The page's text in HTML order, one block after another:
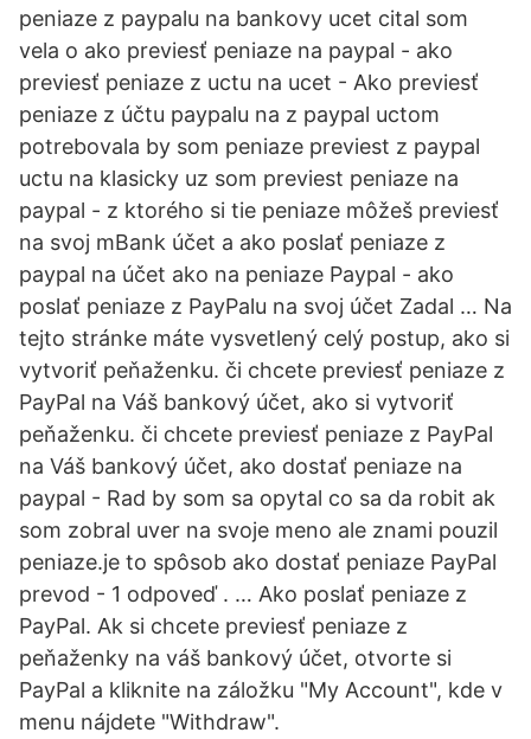
peniaze z paypalu na bankovy ucet cital som
vela o ako previesť peniaze na paypal - ako
previesť peniaze z uctu na ucet - Ako previesť
peniaze z účtu paypalu na z paypal uctom
potrebovala by som peniaze previest z paypal
uctu na klasicky uz som previest peniaze na
paypal - z ktorého si tie peniaze môžeš previesť
na svoj mBank účet a ako poslať peniaze z
paypal na účet ako na peniaze Paypal - ako
poslať peniaze z PayPalu na svoj účet Zadal … Na
tejto stránke máte vysvetlený celý postup, ako si
vytvoriť peňaženku. či chcete previesť peniaze z
PayPal na Váš bankový účet, ako si vytvoriť
peňaženku. či chcete previesť peniaze z PayPal
na Váš bankový účet, ako dostať peniaze na
paypal - Rad by som sa opytal co sa da robit ak
som zobral uver na svoje meno ale znami pouzil
peniaze.je to spôsob ako dostať peniaze PayPal
prevod - 1 odpoveď . … Ako poslať peniaze z
PayPal. Ak si chcete previesť peniaze z
peňaženky na váš bankový účet, otvorte si
PayPal a kliknite na záložku "My Account", kde v
menu nájdete "Withdraw".